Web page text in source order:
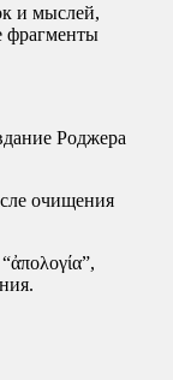
и мыслей,
фрагменты
Роджера
очищения